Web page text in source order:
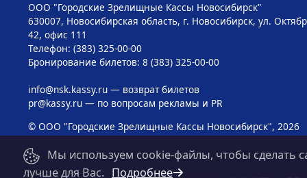
ООО "Городские Зрелищные Кассы Новосибирск"
630007, Новосибирская область, г. Новосибирск, ул.
42, офис 111
Телефон: (383) 325-00-00
Бронирование билетов: 8 (383) 325-00-00
info@nsk.kassy.ru— возврат билетов
pr@kassy.ru— по вопросам рекламы и PR
© ООО "Городские Зрелищные Кассы Новосибирск", 2026
Мы используем cookie-файлы, чтобы сделать
лучше для Вас. Подробнее